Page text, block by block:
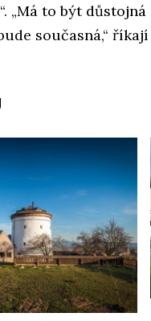
„Má to být
současná,“